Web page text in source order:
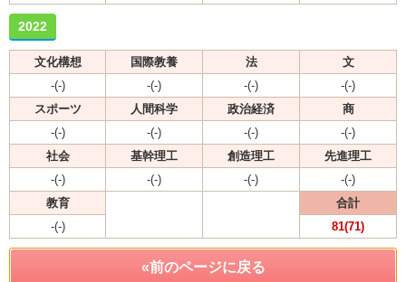
2022
文化構想 国際教養 法
文
-(-)
-(-) -(-)
-(-)
スポーツ
人間科学 政治経済
商
-(-)
-(-) -(-)
-(-)
社会
基幹理工 創造理工
先進理工
-(-)
-(-) -(-)
-(-)
教育
合計
-(-)
81(71)
«前のページに戻る